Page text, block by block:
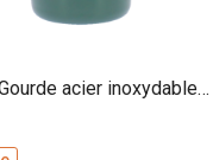
acier inoxydable